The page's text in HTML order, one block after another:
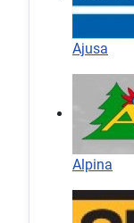
Ajusa
Alpina